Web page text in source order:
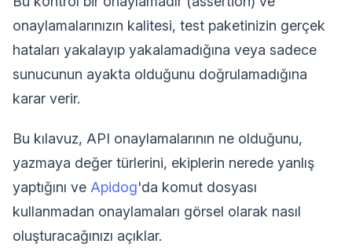
onaylamalarınızın kalitesi, test paketinizin gerçek
hataları yakalayıp yakalamadığına veya sadece
sunucunun ayakta olduğunu doğrulamadığına
karar verir.
Bu kılavuz, API onaylamalarının ne olduğunu,
yazmaya değer türlerini, ekiplerin nerede yanlış
yaptığını ve Apidog'da komut dosyası
kullanmadan onaylamaları görsel olarak nasıl
oluşturacağınızı açıklar.